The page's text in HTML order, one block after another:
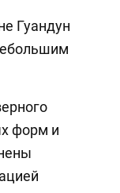
Гуандун
форм и